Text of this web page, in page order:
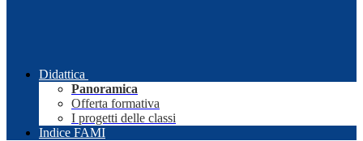
Didattica
Panoramica
Offerta formativa
I progetti delle classi
Indice FAMI